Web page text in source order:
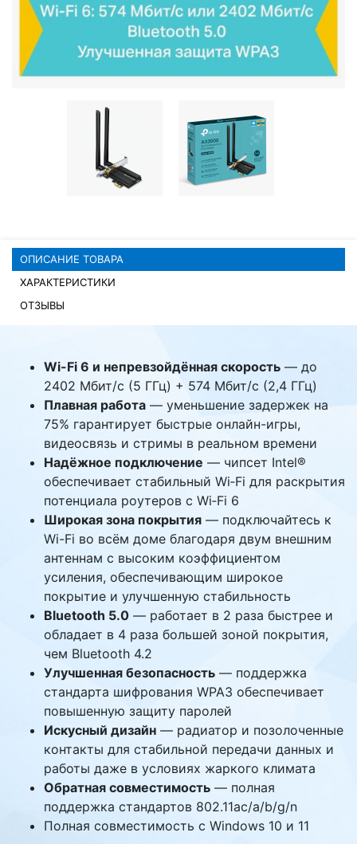
Видеоконференцсвязь
Digital Signage
Компьютеры Fujitsu
Комплектующие ПК
ОПИСАНИЕ ТОВАРА
ХАРАКТЕРИСТИКИ
ОТЗЫВЫ
Wi-Fi 6 и непревзойдённая скорость — до
2402 Мбит/с (5 ГГц) + 574 Мбит/с (2,4 ГГц)
Плавная работа — уменьшение задержек на
75% гарантирует быстрые онлайн-игры,
видеосвязь и стримы в реальном времени
Надёжное подключение — чипсет Intel®
обеспечивает стабильный Wi‑Fi для раскрытия
потенциала роутеров с Wi‑Fi 6
Широкая зона покрытия — подключайтесь к
Wi-Fi во всём доме благодаря двум внешним
антеннам с высоким коэффициентом
усиления, обеспечивающим широкое
покрытие и улучшенную стабильность
Bluetooth 5.0 — работает в 2 раза быстрее и
обладает в 4 раза большей зоной покрытия,
чем Bluetooth 4.2
Улучшенная безопасность — поддержка
стандарта шифрования WPA3 обеспечивает
повышенную защиту паролей
Искусный дизайн — радиатор и позолоченные
контакты для стабильной передачи данных и
работы даже в условиях жаркого климата
Обратная совместимость — полная
поддержка стандартов 802.11ac/a/b/g/n
Полная совместимость с Windows 10 и 11